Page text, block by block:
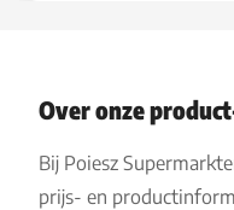
Over onze
Bij Poiesz
prijs- en